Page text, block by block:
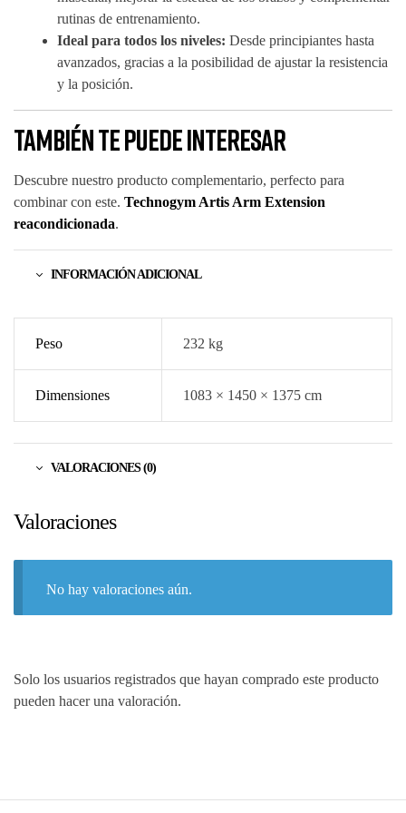
rutinas de entrenamiento.
Ideal para todos los niveles: Desde principiantes hasta
avanzados, gracias a la posibilidad de ajustar la resistencia
y la posición.
También te puede interesar
Descubre nuestro producto complementario, perfecto para
combinar con este. Technogym Artis Arm Extension
reacondicionada.
INFORMACIÓN ADICIONAL
Peso 232 kg
Dimensiones 1083 × 1450 × 1375 cm
VALORACIONES (0)
Valoraciones
No hay valoraciones aún.
Solo los usuarios registrados que hayan comprado este producto
pueden hacer una valoración.